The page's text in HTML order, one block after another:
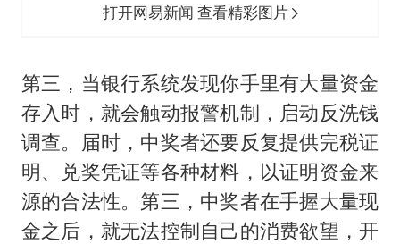
打开网易新闻 查看精彩图片
第三，当银行系统发现你手里有大量资金
存入时，就会触动报警机制，启动反洗钱
调查。届时，中奖者还要反复提供完税证
明、兑奖凭证等各种材料，以证明资金来
源的合法性。第三，中奖者在手握大量现
金之后，就无法控制自己的消费欲望，开